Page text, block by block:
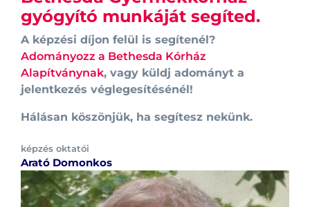
gyógyító munkáját segíted.
A képzési díjon felül is segítenél?
Adományozz a Bethesda Kórház
Alapítványnak, vagy küldj adományt a
jelentkezés véglegesítésénél!
Hálásan köszönjük, ha segítesz nekünk.
képzés oktatói
Arató Domonkos